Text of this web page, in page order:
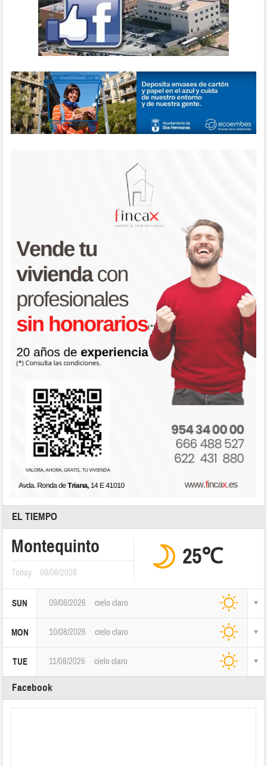
EL TIEMPO
Montequinto
Today 08/08/2026
25℃
SUN 09/08/2026 cielo claro
MON 10/08/2026 cielo claro
TUE 11/08/2026 cielo claro
Facebook